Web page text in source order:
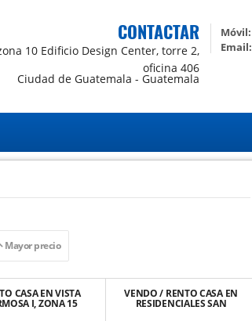
CONTACTAR
10 Edificio Design Center, torre 2,
oficina 406
Ciudad de Guatemala - Guatemala
Móvil:
Email:
Mayor precio
CASA EN VISTA
I, ZONA 15
VENDO / RENTO CASA EN
RESIDENCIALES SAN